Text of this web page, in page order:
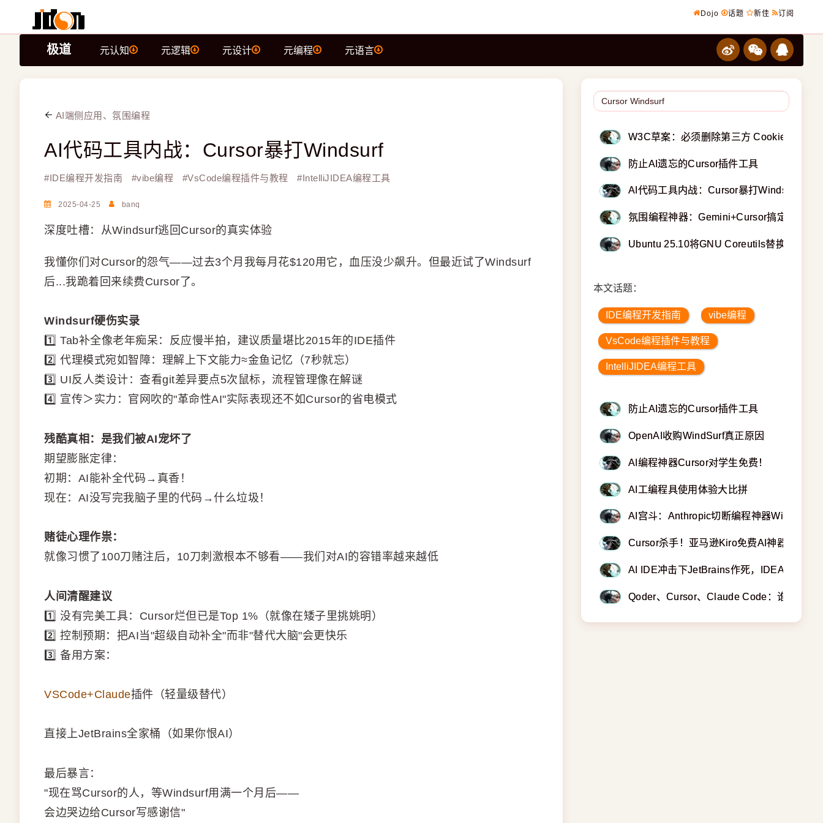
Dojo 话题 新佳 订阅
极道 元认知 元逻辑 元设计 元编程 元语言
AI端侧应用、氛围编程
AI代码工具内战：Cursor暴打Windsurf
#IDE编程开发指南 #vibe编程 #VsCode编程插件与教程 #IntelliJIDEA编程工具
2025-04-25 banq
深度吐槽：从Windsurf逃回Cursor的真实体验
我懂你们对Cursor的怨气——过去3个月我每月花$120用它，血压没少飙升。但最近试了Windsurf
后...我跪着回来续费Cursor了。
Windsurf硬伤实录
1️⃣ Tab补全像老年痴呆：反应慢半拍，建议质量堪比2015年的IDE插件
2️⃣ 代理模式宛如智障：理解上下文能力≈金鱼记忆（7秒就忘）
3️⃣ UI反人类设计：查看git差异要点5次鼠标，流程管理像在解谜
4️⃣ 宣传＞实力：官网吹的"革命性AI"实际表现还不如Cursor的省电模式
残酷真相：是我们被AI宠坏了
期望膨胀定律：
初期：AI能补全代码→真香！
现在：AI没写完我脑子里的代码→什么垃圾！
赌徒心理作祟：
就像习惯了100刀赌注后，10刀刺激根本不够看——我们对AI的容错率越来越低
人间清醒建议
1️⃣ 没有完美工具：Cursor烂但已是Top 1%（就像在矮子里挑姚明）
2️⃣ 控制预期：把AI当"超级自动补全"而非"替代大脑"会更快乐
3️⃣ 备用方案：
VSCode+Claude插件（轻量级替代）
直接上JetBrains全家桶（如果你恨AI）
最后暴言：
"现在骂Cursor的人，等Windsurf用满一个月后——
会边哭边给Cursor写感谢信"
W3C草案：必须删除第三方 Cookie
防止AI遗忘的Cursor插件工具
AI代码工具内战：Cursor暴打Windsurf
氛围编程神器：Gemini+Cursor搞定游戏开
Ubuntu 25.10将GNU Coreutils替换为Rust
本文话题：
IDE编程开发指南 vibe编程
VsCode编程插件与教程
IntelliJIDEA编程工具
防止AI遗忘的Cursor插件工具
OpenAI收购WindSurf真正原因
AI编程神器Cursor对学生免费！
AI工编程具使用体验大比拼
AI宫斗：Anthropic切断编程神器Windsurf调
Cursor杀手！亚马逊Kiro免费AI神器炸裂发
AI IDE冲击下JetBrains作死，IDEA埋订阅
Qoder、Cursor、Claude Code：谁才是下